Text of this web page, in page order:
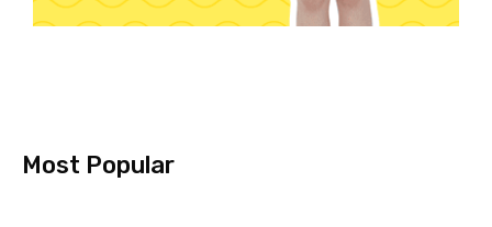
Most Popular